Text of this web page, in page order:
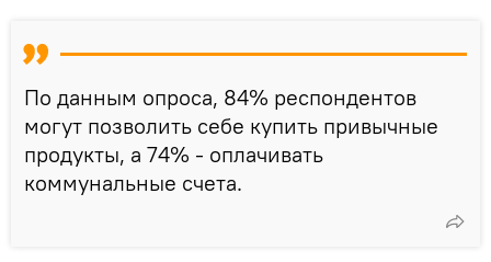
По данным опроса, 84% респондентов
могут позволить себе купить привычные
продукты, а 74% - оплачивать
коммунальные счета.